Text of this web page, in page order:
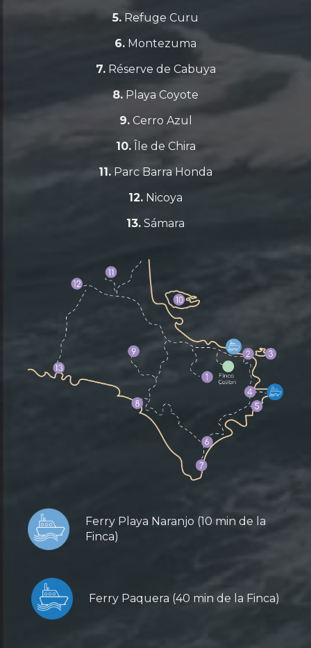
5. Refuge Curu
6. Montezuma
7.Réserve de Cabuya
8. Playa Coyote
9.Cerro Azul
10.Île de Chira
11. Parc Barra Honda
12. Nicoya
13. Sámara
Ferry Playa Naranjo (10 min de la
Finca)
Ferry Paquera (40 min de la Finca)